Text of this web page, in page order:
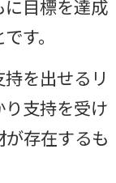
目標を達成
す。
を出せるリ
支持を受け
存在するも